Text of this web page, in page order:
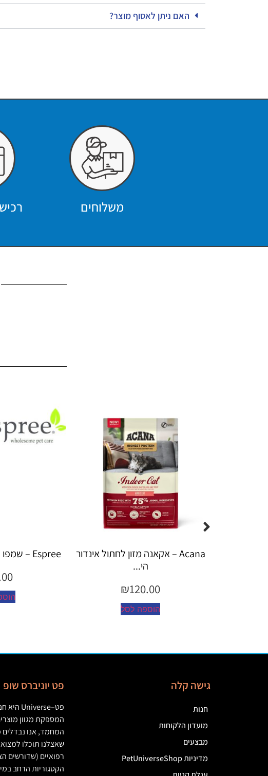
האם ניתן לאסוף מוצר?
משלוחים
Acana – אקאנה מזון לחתול אינדור
הי...
₪120.00
הוספה לסל
Espree – שמפו 355 מ"ל יערות ה...
גישה קלה
חנות
מועדון הלקוחות
מבצעים
מדיניות PetUniverseShop
פט יוניברס שופ
פט–
Universe היא
המספקת מגוון
המחמד,אנו
שאצלנו תוכלו
רפואיים (שדורשים
הקטגוריות הרחב